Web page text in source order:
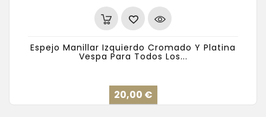
Espejo Manillar Izquierdo Cromado Y Platina
Vespa Para Todos Los...
20,00 €